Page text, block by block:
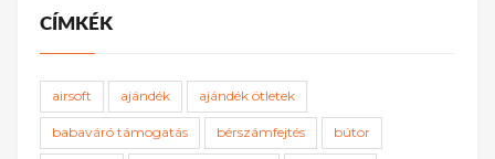
CÍMKÉK
airsoft ajándék ajándék ötletek
babaváró támogatás bérszámfejtés bútor